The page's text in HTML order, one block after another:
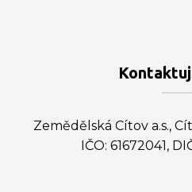
Zemědělská Cítov a.s.,
IČO: 61672041,